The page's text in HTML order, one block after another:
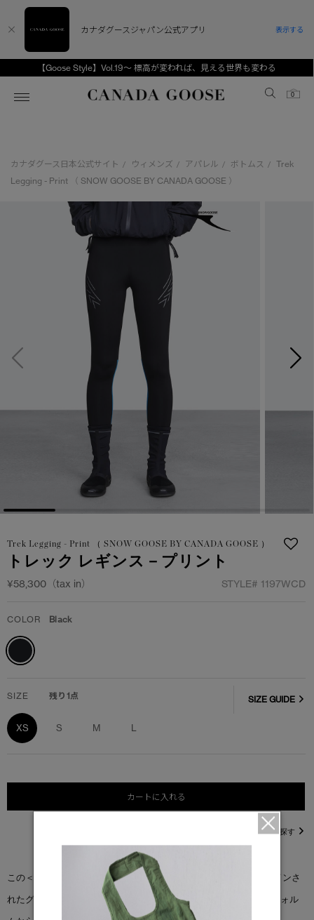
【Goose Style】Vol.19～ 標高が変われば、見える世界も変わる
Canada Goose
0
スノーグース
ディスカバー
アンバサダー
スプリングコレクション
ウィメンズ TOP
新着アイテム
ベストセラー
FW26コレクション
サマー 26 コレクション
サマー 26 コレクションLOOK
日本限定モデル
スノーグース
メイドインジャパンTシャツ
アウターウェア
アパレル
アクセサリー
フットウェア
コレクション
メンズ TOP
新着アイテム
ベストセラー
FW26コレクション
サマー 26 コレクション
サマー 26 コレクションLOOK
日本限定モデル
スノーグース
メイドインジャパンTシャツ
アウターウェア
アパレル
アクセサリー
フットウェア
コレクション
キッズ TOP
ベビー（0‐24ヵ月)
キッズ（2‐7歳)
ユース（6＋歳)
コレクション
CANADA GOOSE Generationsは、アウター
ウェアの下取り・再販を通じて、長く愛される製
品の価値を受け継いでいきます。
アーカイブの希少なピースもご覧いただけます。
詳しく見る
下取り申請
カナダグース日本公式サイト / ウィメンズ / アパレル / ボトムス /
Trek
Legging - Print （ SNOW GOOSE BY CANADA GOOSE ）
Trek Legging - Print （ SNOW GOOSE BY CANADA GOOSE ）
トレック レギンス－プリント
¥58,300（tax in） STYLE# 1197WCD
COLOR Black
SIZE 残り1点
XS S M L
SIZE GUIDE
カートに入れる
直営店在庫を探す
この＜トレック レギンス＞は、脚のラインに合わせて入念にデザインさ
れたグラフィックプリントが特徴。身体の自然なラインと筋肉のフォル
カナダグースジャパン公式アプリ 表示する